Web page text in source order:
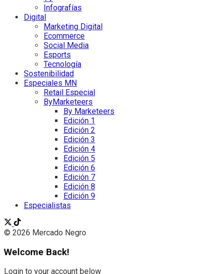
Infografías
Digital
Marketing Digital
Ecommerce
Social Media
Esports
Tecnología
Sostenibilidad
Especiales MN
Retail Especial
ByMarketeers
By Marketeers
Edición 1
Edición 2
Edición 3
Edición 4
Edición 5
Edición 6
Edición 7
Edición 8
Edición 9
Especialistas
© 2026 Mercado Negro
Welcome Back!
Login to your account below